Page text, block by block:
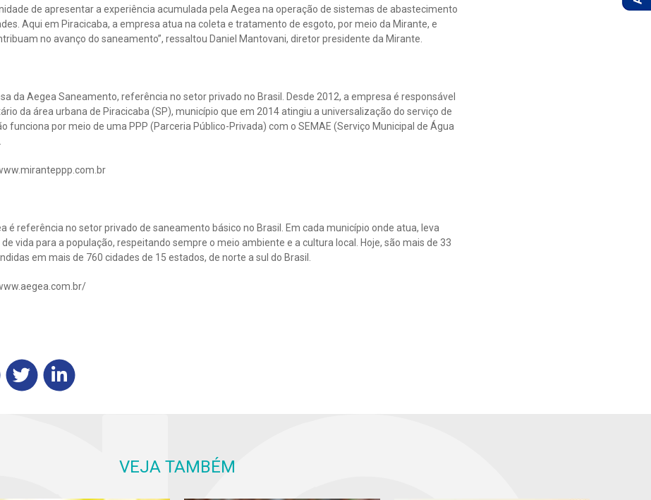
de apresentar a experiência acumulada pela Aegea na operação de sistemas de abastecimento
Aqui em Piracicaba, a empresa atua na coleta e tratamento de esgoto, por meio da Mirante, e
no avanço do saneamento”, ressaltou Daniel Mantovani, diretor presidente da Mirante.
da Aegea Saneamento, referência no setor privado no Brasil. Desde 2012, a empresa é responsável
da área urbana de Piracicaba (SP), município que em 2014 atingiu a universalização do serviço de
funciona por meio de uma PPP (Parceria Público-Privada) com o SEMAE (Serviço Municipal de Água
é referência no setor privado de saneamento básico no Brasil. Em cada município onde atua, leva
vida para a população, respeitando sempre o meio ambiente e a cultura local. Hoje, são mais de 33
em mais de 760 cidades de 15 estados, de norte a sul do Brasil.
VEJA TAMBÉM